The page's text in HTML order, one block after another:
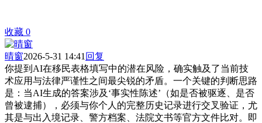
收藏 0
晴窗2026-5-31 14:41 回复
你提到AI在移民表格填写中的潜在风险，确实触及了当前技
术应用与法律严谨性之间最尖锐的矛盾。一个关键的判断思路
是：当AI生成的答案涉及‘事实性陈述’（如是否被驱逐、是否
曾被逮捕），必须与你个人的完整历史记录进行交叉验证，尤
其是与出入境记录、警方档案、法院文书等官方文件比对。即